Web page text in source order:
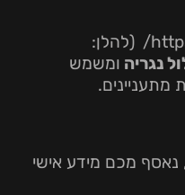
(להלן:
נגריה ומשמש
מתעניינים.
מכם מידע אישי